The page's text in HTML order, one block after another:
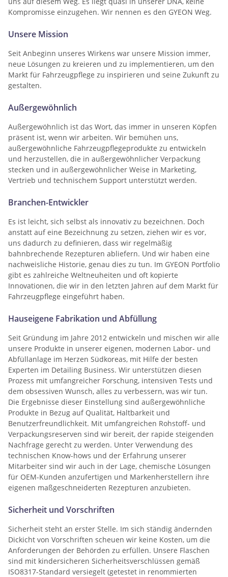
Kompromisse einzugehen. Wir nennen es den GYEON Weg.
Unsere Mission
Seit Anbeginn unseres Wirkens war unsere Mission immer,
neue Lösungen zu kreieren und zu implementieren, um den
Markt für Fahrzeugpflege zu inspirieren und seine Zukunft zu
gestalten.
Außergewöhnlich
Außergewöhnlich ist das Wort, das immer in unseren Köpfen
präsent ist, wenn wir arbeiten. Wir bemühen uns,
außergewöhnliche Fahrzeugpflegeprodukte zu entwickeln
und herzustellen, die in außergewöhnlicher Verpackung
stecken und in außergewöhnlicher Weise in Marketing,
Vertrieb und technischem Support unterstützt werden.
Branchen-Entwickler
Es ist leicht, sich selbst als innovativ zu bezeichnen. Doch
anstatt auf eine Bezeichnung zu setzen, ziehen wir es vor,
uns dadurch zu definieren, dass wir regelmäßig
bahnbrechende Rezepturen abliefern. Und wir haben eine
nachweisliche Historie, genau dies zu tun. Im GYEON Portfolio
gibt es zahlreiche Weltneuheiten und oft kopierte
Innovationen, die wir in den letzten Jahren auf dem Markt für
Fahrzeugpflege eingeführt haben.
Hauseigene Fabrikation und Abfüllung
Seit Gründung im Jahre 2012 entwickeln und mischen wir alle
unsere Produkte in unserer eigenen, modernen Labor- und
Abfüllanlage im Herzen Südkoreas, mit Hilfe der besten
Experten im Detailing Business. Wir unterstützen diesen
Prozess mit umfangreicher Forschung, intensiven Tests und
dem obsessiven Wunsch, alles zu verbessern, was wir tun.
Die Ergebnisse dieser Einstellung sind außergewöhnliche
Produkte in Bezug auf Qualität, Haltbarkeit und
Benutzerfreundlichkeit. Mit umfangreichen Rohstoff- und
Verpackungsreserven sind wir bereit, der rapide steigenden
Nachfrage gerecht zu werden. Unter Verwendung des
technischen Know-hows und der Erfahrung unserer
Mitarbeiter sind wir auch in der Lage, chemische Lösungen
für OEM-Kunden anzufertigen und Markenherstellern ihre
eigenen maßgeschneiderten Rezepturen anzubieten.
Sicherheit und Vorschriften
Sicherheit steht an erster Stelle. Im sich ständig ändernden
Dickicht von Vorschriften scheuen wir keine Kosten, um die
Anforderungen der Behörden zu erfüllen. Unsere Flaschen
sind mit kindersicheren Sicherheitsverschlüssen gemäß
ISO8317-Standard versiegelt (getestet in renommierten